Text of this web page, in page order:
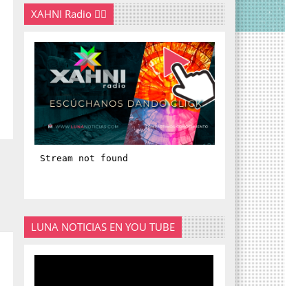
XAHNI Radio 👇🏽
LUNA NOTICIAS EN YOU TUBE